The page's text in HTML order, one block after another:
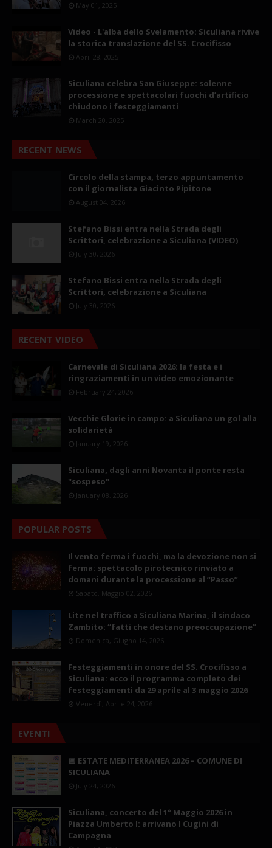
May 01, 2025
Video - L'alba dello Svelamento: Siculiana rivive
la storica translazione del SS. Crocifisso
April 28, 2025
Siculiana celebra San Giuseppe: solenne
processione e spettacolari fuochi d’artificio
chiudono i festeggiamenti
March 20, 2025
RECENT NEWS
Circolo della stampa, terzo appuntamento
con il giornalista Giacinto Pipitone
August 04, 2026
Stefano Bissi entra nella Strada degli
Scrittori, celebrazione a Siculiana (VIDEO)
July 30, 2026
Stefano Bissi entra nella Strada degli
Scrittori, celebrazione a Siculiana
July 30, 2026
RECENT VIDEO
Carnevale di Siculiana 2026: la festa e i
ringraziamenti in un video emozionante
February 24, 2026
Vecchie Glorie in campo: a Siculiana un gol alla
solidarietà
January 19, 2026
Siculiana, dagli anni Novanta il ponte resta
"sospeso"
January 08, 2026
POPULAR POSTS
Il vento ferma i fuochi, ma la devozione non si
ferma: spettacolo pirotecnico rinviato a
domani durante la processione al “Passo”
Sabato, Maggio 02, 2026
Lite nel traffico a Siculiana Marina, il sindaco
Zambito: “fatti che destano preoccupazione”
Domenica, Giugno 14, 2026
Festeggiamenti in onore del SS. Crocifisso a
Siculiana: ecco il programma completo dei
festeggiamenti da 29 aprile al 3 maggio 2026
Venerdì, Aprile 24, 2026
EVENTI
📅 ESTATE MEDITERRANEA 2026 – COMUNE DI
SICULIANA
July 24, 2026
Siculiana, concerto del 1° Maggio 2026 in
Piazza Umberto I: arrivano I Cugini di
Campagna